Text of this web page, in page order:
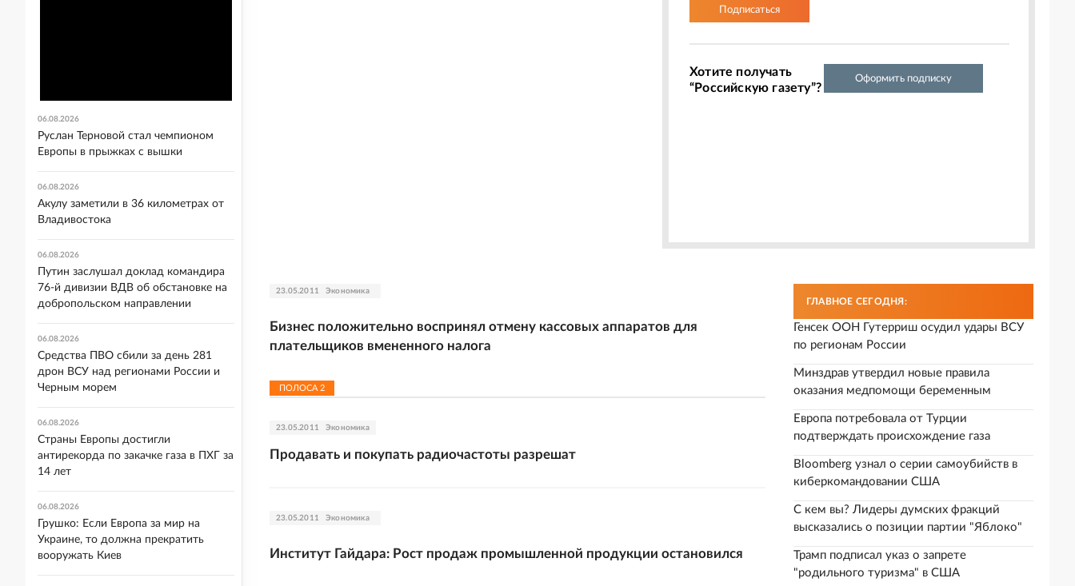
Подписаться
Хотите получать
“Российскую газету”?
Оформить подписку
23.05.2011 Экономика
Бизнес положительно воспринял отмену кассовых аппаратов для
плательщиков вмененного налога
ПОЛОСА 2
23.05.2011 Экономика
Продавать и покупать радиочастоты разрешат
23.05.2011 Экономика
Институт Гайдара: Рост продаж промышленной продукции остановился
ГЛАВНОЕ СЕГОДНЯ:
Генсек ООН Гутерриш осудил удары ВСУ
по регионам России
Минздрав утвердил новые правила
оказания медпомощи беременным
Европа потребовала от Турции
подтверждать происхождение газа
Bloomberg узнал о серии самоубийств в
киберкомандовании США
С кем вы? Лидеры думских фракций
высказались о позиции партии "Яблоко"
Трамп подписал указ о запрете
"родильного туризма" в США
06.08.2026
Руслан Терновой стал чемпионом
Европы в прыжках с вышки
06.08.2026
Акулу заметили в 36 километрах от
Владивостока
06.08.2026
Путин заслушал доклад командира
76-й дивизии ВДВ об обстановке на
добропольском направлении
06.08.2026
Средства ПВО сбили за день 281
дрон ВСУ над регионами России и
Черным морем
06.08.2026
Страны Европы достигли
антирекорда по закачке газа в ПХГ за
14 лет
06.08.2026
Грушко: Если Европа за мир на
Украине, то должна прекратить
вооружать Киев